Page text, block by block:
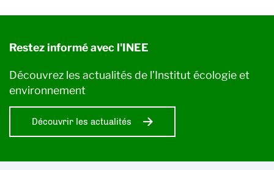
Restez informé avec l'INEE
Découvrez les actualités de l’Institut écologie et
environnement
Découvrir les actualités